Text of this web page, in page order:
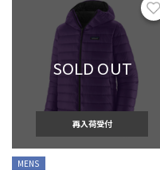
SOLD OUT
再入荷受付
MENS